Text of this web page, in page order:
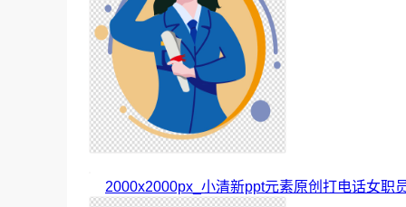
2000x2000px_小清新ppt元素原创打电话女职